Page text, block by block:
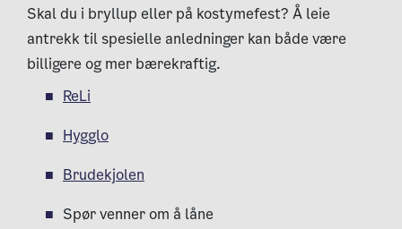
Skal du i bryllup eller på kostymefest? Å leie
antrekk til spesielle anledninger kan både være
billigere og mer bærekraftig.
ReLi
Hygglo
Brudekjolen
Spør venner om å låne